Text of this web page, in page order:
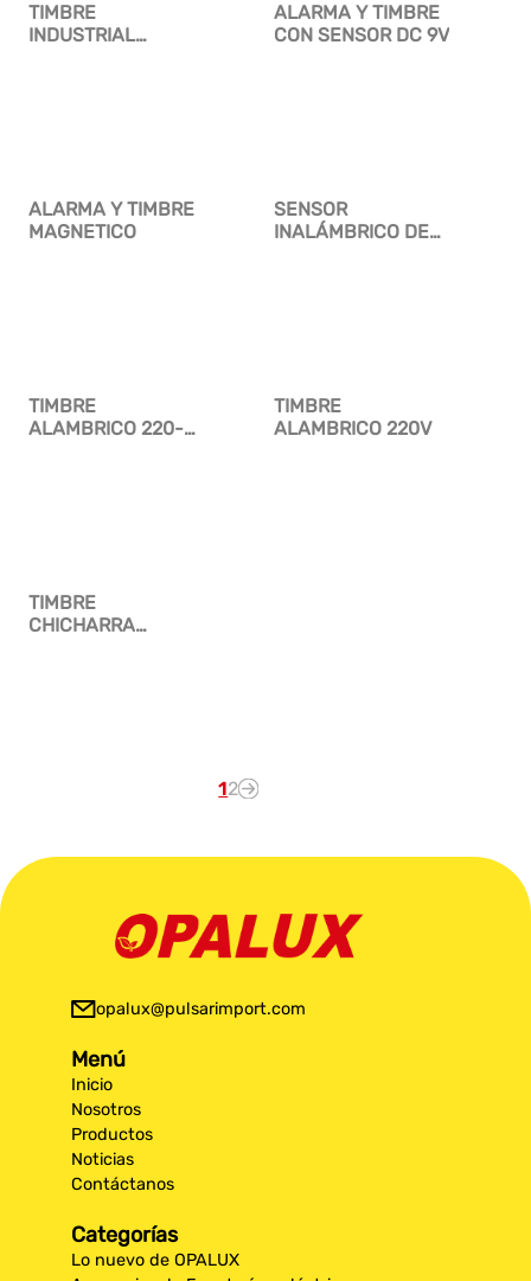
TIMBRE
INDUSTRIAL
ALARMA Y TIMBRE
CON SENSOR DC 9V
ALARMA Y TIMBRE
MAGNETICO
SENSOR
INALÁMBRICO DE
TIMBRE
ALAMBRICO 220-
TIMBRE
ALAMBRICO 220V
TIMBRE
CHICHARRA
12
opalux@pulsarimport.com
Menú
Inicio
Nosotros
Productos
Noticias
Contáctanos
Categorías
Lo nuevo de OPALUX